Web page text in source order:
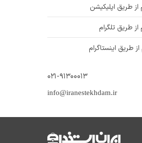
طریق اپلیکیشن
طریق تلگرام
طریق اینستاگرام
۰۲۱-۹۱۳۰۰۰۱۳
info@iranestekhdam.ir